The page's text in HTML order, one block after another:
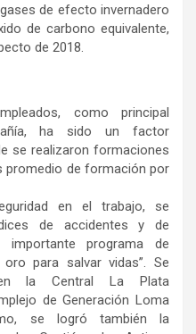
de efecto invernadero
de carbono equivalente,
de 2018.
como principal
ha sido un factor
se realizaron formaciones
promedio de formación por
en el trabajo, se
de accidentes y de
programa de
para salvar vidas”. Se
la Central La Plata
de Generación Loma
se logró también la